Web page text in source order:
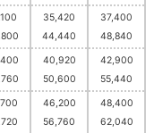
35,420
44,440
37,400
48,840
40,920
50,600
42,900
55,440
46,200
56,760
48,400
62,040